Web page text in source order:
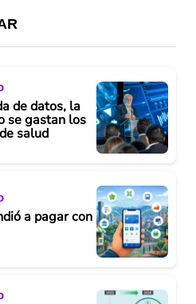
de datos, la
se gastan los
salud
a pagar con